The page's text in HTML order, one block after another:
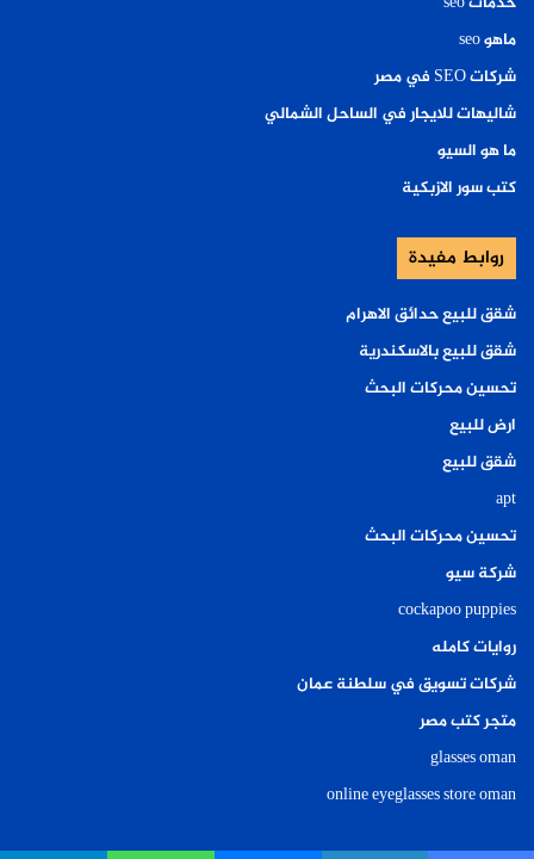
ماهو seo
شركات SEO في مصر
شاليهات للايجار في الساحل الشمالي
ما هو السيو
كتب سور الازبكية
روابط مفيدة
شقق للبيع حدائق الاهرام
شقق للبيع بالاسكندرية
تحسين محركات البحث
ارض للبيع
شقق للبيع
apt
تحسين محركات البحث
شركة سيو
cockapoo puppies
روايات كامله
شركات تسويق في سلطنة عمان
متجر كتب مصر
glasses oman
online eyeglasses store oman